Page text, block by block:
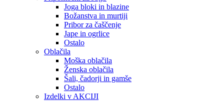
Joga bloki in blazine
Božanstva in murtiji
Pribor za čaščenje
Jape in ogrlice
Ostalo
Oblačila
Moška oblačila
Ženska oblačila
Šali, čadorji in gamše
Ostalo
Izdelki v AKCIJI